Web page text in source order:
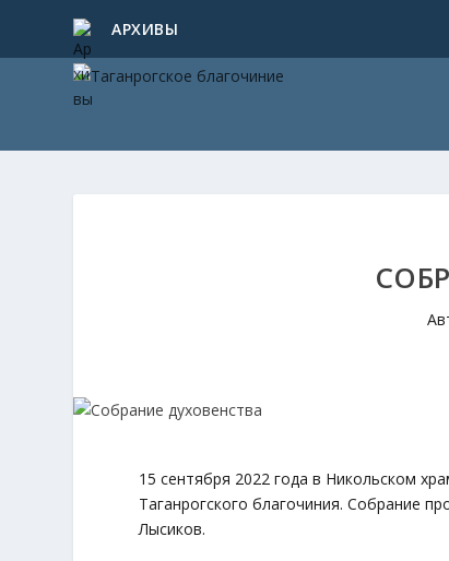
АРХИВЫ
15 сентября 2022 года в Никольском
Таганрогского благочиния. Собрание
Лысиков.